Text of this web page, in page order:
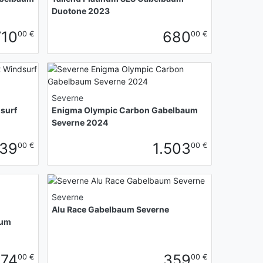
00 €
Duotone 2023
68000 €
00 €
Severne
Enigma Olympic Carbon Gabelbaum
Severne 2024
1.50300 €
00 €
Severne
Alu Race Gabelbaum Severne
00 €